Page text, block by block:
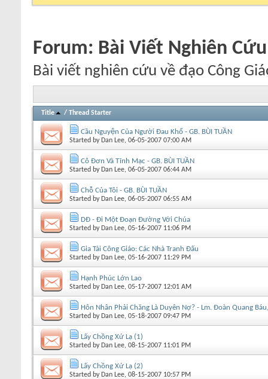
Forum: Bài Viết Nghiên Cứu
Bài viết nghiên cứu về đạo Công
Title / Thread Starter
Cầu Nguyện Của Người Đau Khổ - GB. BÙI TUẦN
Started by Dan Lee, 06-05-2007 07:00 AM
Cô Đơn Và Tĩnh Mạc - GB. BÙI TUẦN
Started by Dan Lee, 06-05-2007 06:44 AM
Chỗ Của Tôi - GB. BÙI TUẦN
Started by Dan Lee, 06-05-2007 06:55 AM
DĐ - Ði Một Ðoạn Ðường Với Chúa
Started by Dan Lee, 05-16-2007 11:06 PM
Gia Tài Công Giáo: Các Nhà Tranh Đấu
Started by Dan Lee, 05-16-2007 11:29 PM
Hạnh Phúc Lớn Lao
Started by Dan Lee, 05-17-2007 12:01 AM
Hôn Nhân Phải Chăng Là Duyên Nợ? - Lm. Đoàn Quang
Started by Dan Lee, 05-18-2007 09:47 PM
Lấy Chồng Xứ Lạ (1)
Started by Dan Lee, 08-15-2007 11:01 PM
Lấy Chồng Xứ Lạ (2)
Started by Dan Lee, 08-15-2007 10:57 PM